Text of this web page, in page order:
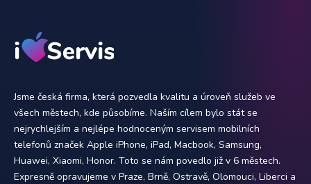
Jsme česká firma, která pozvedla kvalitu a úroveň služeb ve
všech městech, kde působíme. Naším cílem bylo stát se
nejrychlejším a nejlépe hodnoceným servisem mobilních
telefonů značek Apple iPhone, iPad, Macbook, Samsung,
Huawei, Xiaomi, Honor. Toto se nám povedlo již v 6 městech.
Expresně opravujeme v Praze, Brně, Ostravě, Olomouci, Liberci a